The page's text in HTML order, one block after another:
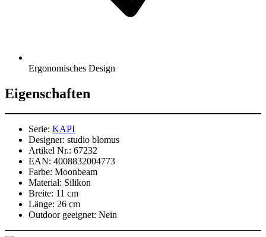
Ergonomisches Design
Eigenschaften
Serie: KAPI
Designer: studio blomus
Artikel Nr.: 67232
EAN: 4008832004773
Farbe: Moonbeam
Material: Silikon
Breite: 11 cm
Länge: 26 cm
Outdoor geeignet: Nein